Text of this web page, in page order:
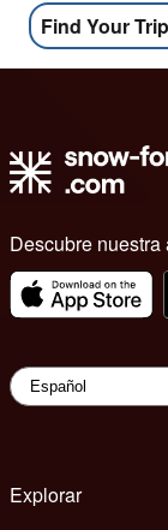
Find Your Trip
Descubre
Explorar